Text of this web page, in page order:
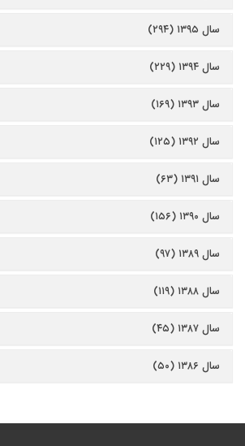
سال ۱۳۹۵ (۲۹۴)
سال ۱۳۹۴ (۲۲۹)
سال ۱۳۹۳ (۱۶۹)
سال ۱۳۹۲ (۱۲۵)
سال ۱۳۹۱ (۶۳)
سال ۱۳۹۰ (۱۵۶)
سال ۱۳۸۹ (۹۷)
سال ۱۳۸۸ (۱۱۹)
سال ۱۳۸۷ (۴۵)
سال ۱۳۸۶ (۵۰)